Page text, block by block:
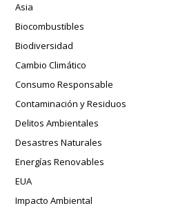
Asia
Biocombustibles
Biodiversidad
Cambio Climático
Consumo Responsable
Contaminación y Residuos
Delitos Ambientales
Desastres Naturales
Energías Renovables
EUA
Impacto Ambiental